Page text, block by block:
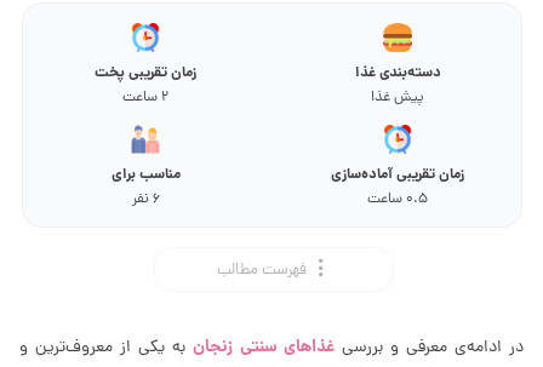
دسته‌بندی غذا
پیش غذا
زمان تقریبی پخت
2 ساعت
زمان تقریبی آماده‌سازی
0.5 ساعت
مناسب برای
6 نفر
فهرست مطالب
در ادامه‌ی معرفی و بررسیغذاهای سنتی زنجانبه یکی از معروف‌ترین و